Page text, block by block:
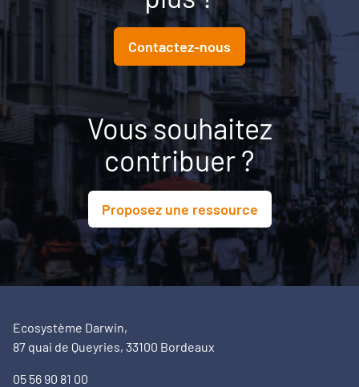
Contactez-nous
Vous souhaitez
contribuer ?
Proposez une ressource
Ecosystème Darwin,
87 quai de Queyries, 33100 Bordeaux
05 56 90 81 00